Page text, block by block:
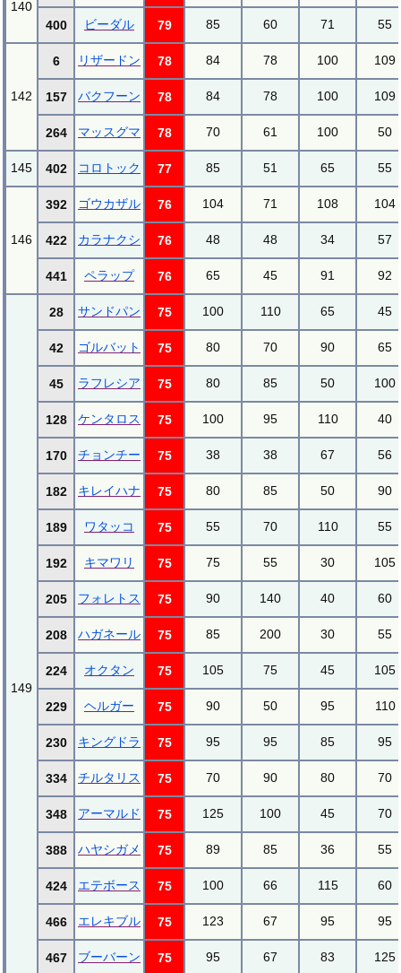
140
400
ビーダル 79 85 60 71 55
142
6 リザードン 78 84 78 100 109
157 バクフーン 78 84 78 100 109
264 マッスグマ 78 70 61 100 50
145 402 コロトック 77 85 51 65 55
146
392 ゴウカザル 76 104 71 108 104
422 カラナクシ 76 48 48 34 57
441 ペラップ 76 65 45 91 92
149
28 サンドパン 75 100 110 65 45
42 ゴルバット 75 80 70 90 65
45 ラフレシア 75 80 85 50 100
128 ケンタロス 75 100 95 110 40
170 チョンチー 75 38 38 67 56
182 キレイハナ 75 80 85 50 90
189 ワタッコ 75 55 70 110 55
192 キマワリ 75 75 55 30 105
205 フォレトス 75 90 140 40 60
208 ハガネール 75 85 200 30 55
224 オクタン 75 105 75 45 105
229 ヘルガー 75 90 50 95 110
230 キングドラ 75 95 95 85 95
334 チルタリス 75 70 90 80 70
348 アーマルド 75 125 100 45 70
388 ハヤシガメ 75 89 85 36 55
424 エテボース 75 100 66 115 60
466 エレキブル 75 123 67 95 95
467 ブーバーン 75 95 67 83 125